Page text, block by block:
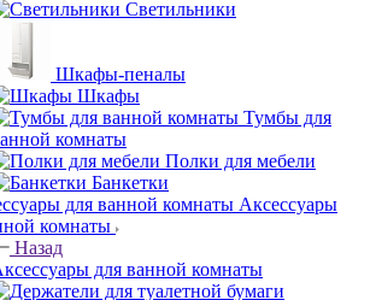
Светильники
Шкафы-пеналы
Шкафы
Тумбы для
комнаты
Полки для мебели
Банкетки
Аксессуары
комнаты
Назад
для ванной комнаты